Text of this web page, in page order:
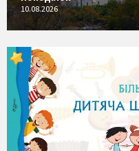
10.08.2026